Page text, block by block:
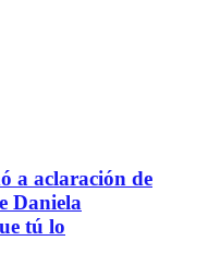
a aclaración de
Daniela
tú lo